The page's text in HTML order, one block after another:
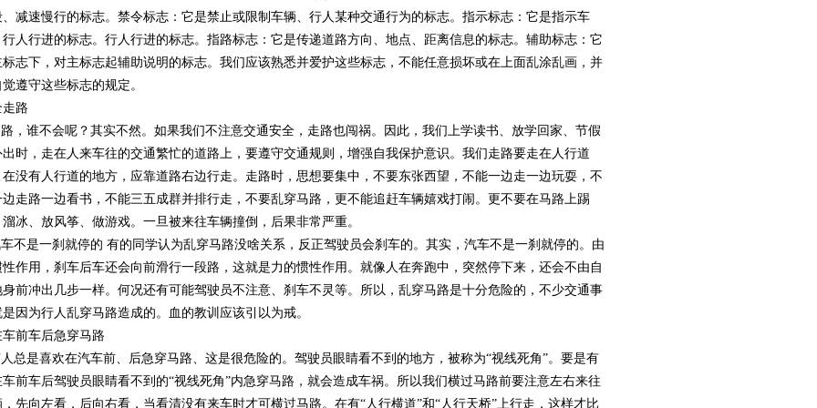
、减速慢行的标志。禁令标志：它是禁止或限制车辆、行人某种交通行为的标志。指示标志：它是指示车
行人行进的标志。行人行进的标志。指路标志：它是传递道路方向、地点、距离信息的标志。辅助标志：它
标志下，对主标志起辅助说明的标志。我们应该熟悉并爱护这些标志，不能任意损坏或在上面乱涂乱画，并
遵守这些标志的规定。
路
，谁不会呢？其实不然。如果我们不注意交通安全，走路也闯祸。因此，我们上学读书、放学回家、节假
出时，走在人来车往的交通繁忙的道路上，要遵守交通规则，增强自我保护意识。我们走路要走在人行道
在没有人行道的地方，应靠道路右边行走。走路时，思想要集中，不要东张西望，不能一边走一边玩耍，不
边走路一边看书，不能三五成群并排行走，不要乱穿马路，更不能追赶车辆嬉戏打闹。更不要在马路上踢
冰、放风筝、做游戏。一旦被来往车辆撞倒，后果非常严重。
不是一刹就停的 有的同学认为乱穿马路没啥关系，反正驾驶员会刹车的。其实，汽车不是一刹就停的。由
性作用，刹车后车还会向前滑行一段路，这就是力的惯性作用。就像人在奔跑中，突然停下来，还会不由自
身前冲出几步一样。何况还有可能驾驶员不注意、刹车不灵等。所以，乱穿马路是十分危险的，不少交通事
因为行人乱穿马路造成的。血的教训应该引以为戒。
车前车后急穿马路
总是喜欢在汽车前、后急穿马路、这是很危险的。驾驶员眼睛看不到的地方，被称为“视线死角”。要是有
车前车后驾驶员眼睛看不到的“视线死角”内急穿马路，就会造成车祸。所以我们横过马路前要注意左右来往
，先向左看，后向右看，当看清没有来车时才可横过马路。在有“人行横道”和“人行天桥”上行走，这样才比